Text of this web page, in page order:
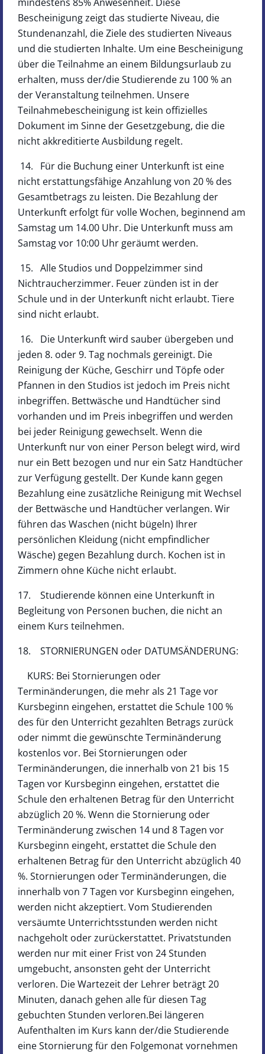
Bescheinigung zeigt das studierte Niveau, die
Stundenanzahl, die Ziele des studierten Niveaus
und die studierten Inhalte. Um eine Bescheinigung
über die Teilnahme an einem Bildungsurlaub zu
erhalten, muss der/die Studierende zu 100 % an
der Veranstaltung teilnehmen. Unsere
Teilnahmebescheinigung ist kein offizielles
Dokument im Sinne der Gesetzgebung, die die
nicht akkreditierte Ausbildung regelt.
14. Für die Buchung einer Unterkunft ist eine
nicht erstattungsfähige Anzahlung von 20 % des
Gesamtbetrags zu leisten. Die Bezahlung der
Unterkunft erfolgt für volle Wochen, beginnend am
Samstag um 14.00 Uhr. Die Unterkunft muss am
Samstag vor 10:00 Uhr geräumt werden.
15. Alle Studios und Doppelzimmer sind
Nichtraucherzimmer. Feuer zünden ist in der
Schule und in der Unterkunft nicht erlaubt. Tiere
sind nicht erlaubt.
16. Die Unterkunft wird sauber übergeben und
jeden 8. oder 9. Tag nochmals gereinigt. Die
Reinigung der Küche, Geschirr und Töpfe oder
Pfannen in den Studios ist jedoch im Preis nicht
inbegriffen. Bettwäsche und Handtücher sind
vorhanden und im Preis inbegriffen und werden
bei jeder Reinigung gewechselt. Wenn die
Unterkunft nur von einer Person belegt wird, wird
nur ein Bett bezogen und nur ein Satz Handtücher
zur Verfügung gestellt. Der Kunde kann gegen
Bezahlung eine zusätzliche Reinigung mit Wechsel
der Bettwäsche und Handtücher verlangen. Wir
führen das Waschen (nicht bügeln) Ihrer
persönlichen Kleidung (nicht empfindlicher
Wäsche) gegen Bezahlung durch. Kochen ist in
Zimmern ohne Küche nicht erlaubt.
17. Studierende können eine Unterkunft in
Begleitung von Personen buchen, die nicht an
einem Kurs teilnehmen.
18. STORNIERUNGEN oder DATUMSÄNDERUNG:
KURS: Bei Stornierungen oder
Terminänderungen, die mehr als 21 Tage vor
Kursbeginn eingehen, erstattet die Schule 100 %
des für den Unterricht gezahlten Betrags zurück
oder nimmt die gewünschte Terminänderung
kostenlos vor. Bei Stornierungen oder
Terminänderungen, die innerhalb von 21 bis 15
Tagen vor Kursbeginn eingehen, erstattet die
Schule den erhaltenen Betrag für den Unterricht
abzüglich 20 %. Wenn die Stornierung oder
Terminänderung zwischen 14 und 8 Tagen vor
Kursbeginn eingeht, erstattet die Schule den
erhaltenen Betrag für den Unterricht abzüglich 40
%. Stornierungen oder Terminänderungen, die
innerhalb von 7 Tagen vor Kursbeginn eingehen,
werden nicht akzeptiert. Vom Studierenden
versäumte Unterrichtsstunden werden nicht
nachgeholt oder zurückerstattet. Privatstunden
werden nur mit einer Frist von 24 Stunden
umgebucht, ansonsten geht der Unterricht
verloren. Die Wartezeit der Lehrer beträgt 20
Minuten, danach gehen alle für diesen Tag
gebuchten Stunden verloren.Bei längeren
Aufenthalten im Kurs kann der/die Studierende
eine Stornierung für den Folgemonat vornehmen